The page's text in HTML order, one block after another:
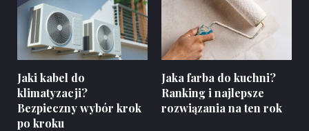
Jaki kabel do
klimatyzacji?
Bezpieczny wybór krok
po kroku
Jaka farba do kuchni?
Ranking i najlepsze
rozwiązania na ten rok